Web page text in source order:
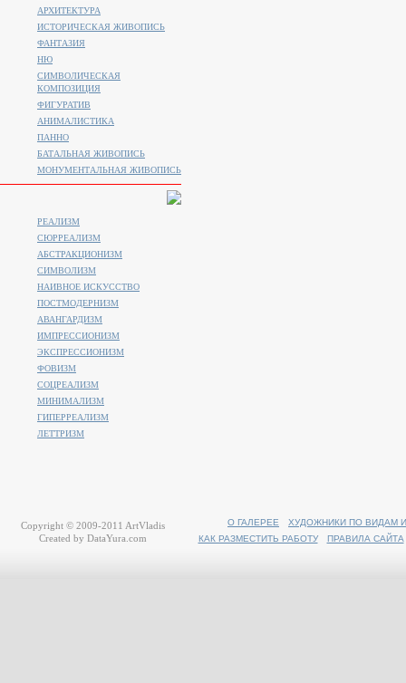
АРХИТЕКТУРА
ИСТОРИЧЕСКАЯ ЖИВОПИСЬ
ФАНТАЗИЯ
НЮ
СИМВОЛИЧЕСКАЯ
КОМПОЗИЦИЯ
ФИГУРАТИВ
АНИМАЛИСТИКA
ПАННО
БАТАЛЬНАЯ ЖИВОПИСЬ
МОНУМЕНТАЛЬНАЯ ЖИВОПИСЬ
РЕАЛИЗМ
СЮРРЕАЛИЗМ
АБСТРАКЦИОНИЗМ
СИМВОЛИЗМ
НАИВНОЕ ИСКУССТВО
ПОСТМОДЕРНИЗМ
АВАНГАРДИЗМ
ИМПРЕССИОНИЗМ
ЭКСПРЕССИОНИЗМ
ФОВИЗМ
СОЦРЕАЛИЗМ
МИНИМАЛИЗМ
ГИПЕРРЕАЛИЗМ
ЛЕТТРИЗМ
О ГАЛЕРЕЕ
ХУДОЖНИКИ ПО ВИДАМ
КАК РАЗМЕСТИТЬ РАБОТУ
ПРАВИЛА САЙТА
Copyright © 2009-2011 ArtVladis
Created by DataYura.com